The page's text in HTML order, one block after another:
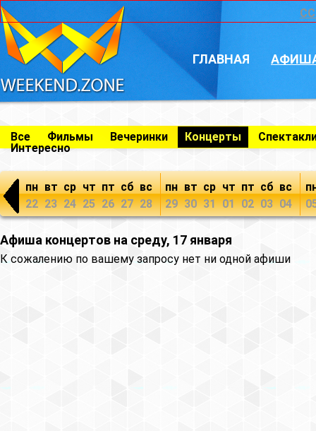
ГЛАВНАЯ
Все Фильмы Вечеринки Концерты
Интересно
пн
22
вт
23
ср
24
чт
25
пт
26
сб
27
вс
28
пн
29
вт
30
ср
31
чт
01
пт
02
сб
03
вс
04
Афиша концертов на среду, 17 января
К сожалению по вашему запросу нет ни одной афиши